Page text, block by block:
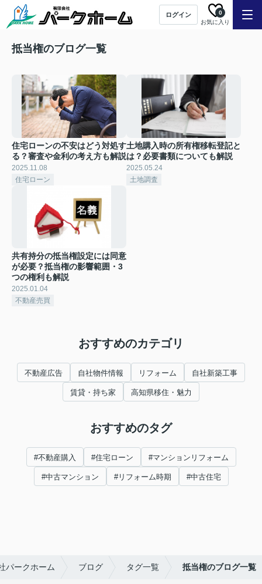
ログイン
お気に入り
0
抵当権のブログ一覧
住宅ローンの不安はどう対処す
る？審査や金利の考え方も解説
2025.11.08
住宅ローン
土地購入時の所有権移転登記と
は？必要書類についても解説
2025.05.24
土地調査
共有持分の抵当権設定には同意
が必要？抵当権の影響範囲・3
つの権利も解説
2025.01.04
不動産売買
おすすめのカテゴリ
不動産広告 自社物件情報 リフォーム 自社新築工事
賃貸・持ち家 高知県移住・魅力
おすすめのタグ
#不動産購入 #住宅ローン #マンションリフォーム
#中古マンション #リフォーム時期 #中古住宅
パークホーム ブログ タグ一覧 抵当権のブログ一覧